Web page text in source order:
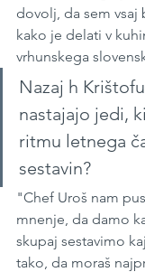
dovolj, da sem vsaj
kako je delati v
vrhunskega
Nazaj h
nastajajo jedi,
ritmu letnega
sestavin?
"Chef Uroš nam
mnenje, da damo
skupaj sestavimo
tako, da moraš